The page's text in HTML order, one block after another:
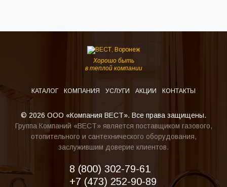
Хорошо быть
в теплой компании
КАТАЛОГ КОМПАНИЯ УСЛУГИ АКЦИИ КОНТАКТЫ
© 2026 ООО «Компания ВЕСТ». Все права защищены.
Группа Компаний «ВЕСТ» является поставщиком газового,
отопительного и сантехнического оборудования,
заслужившим доверие клиентов.
8 (800) 302-79-61
+7 (473) 252-90-89